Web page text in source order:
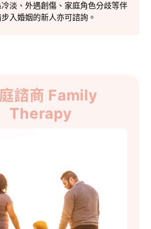
淡、外遇創傷、家庭角色分歧等伴
入婚姻的新人亦可諮詢。
諮商 Family
Therapy